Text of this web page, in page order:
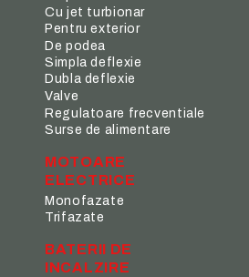
Cu jet turbionar
Pentru exterior
De podea
Simpla deflexie
Dubla deflexie
Valve
Regulatoare frecventiale
Surse de alimentare
MOTOARE
ELECTRICE
Monofazate
Trifazate
BATERII DE
INCALZIRE